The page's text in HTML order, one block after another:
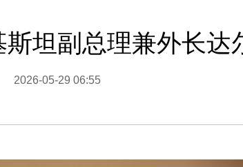
坦副总理兼外长达
2026-05-29 06:55